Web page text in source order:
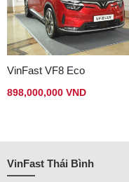
VinFast VF8 Eco
898,000,000 VND
VinFast Thái Bình